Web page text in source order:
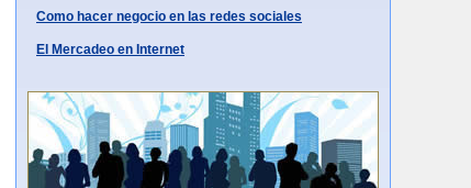
Como hacer negocio en las redes sociales
El Mercadeo en Internet